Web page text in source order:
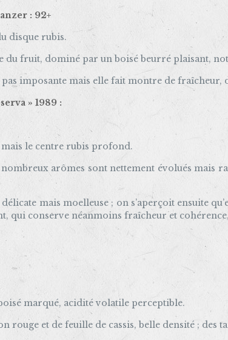
: 92+
disque rubis.
du fruit, dominé par un boisé beurré plaisant,
pas imposante mais elle fait montre de fraîcheur,
» 1989 :
le centre rubis profond.
arômes sont nettement évolués mais
mais moelleuse ; on s’aperçoit ensuite
qui conserve néanmoins fraîcheur et
marqué, acidité volatile perceptible.
rouge et de feuille de cassis, belle densité ; des